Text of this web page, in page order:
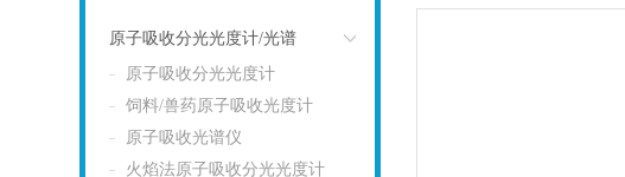
原子吸收分光光度计/光谱
原子吸收分光光度计
饲料/兽药原子吸收光度计
原子吸收光谱仪
火焰法原子吸收分光光度计